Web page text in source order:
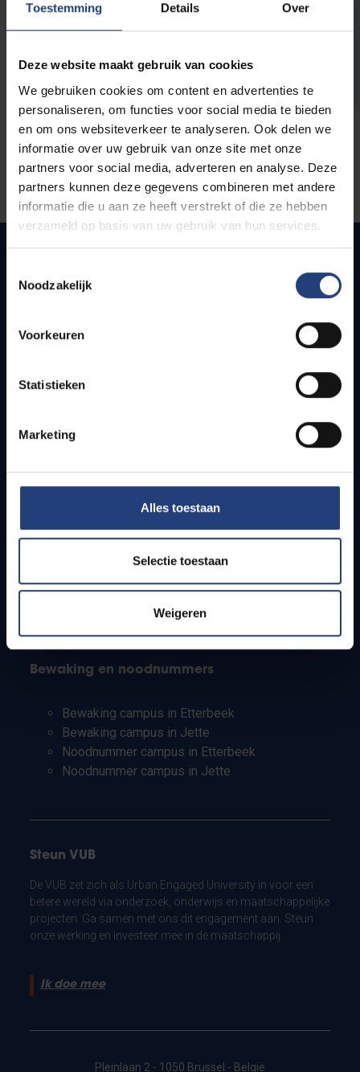
Toestemming Details Over
Deze website maakt gebruik van cookies
We gebruiken cookies om content en advertenties te
personaliseren, om functies voor social media te bieden
en om ons websiteverkeer te analyseren. Ook delen we
informatie over uw gebruik van onze site met onze
partners voor social media, adverteren en analyse. Deze
partners kunnen deze gegevens combineren met andere
informatie die u aan ze heeft verstrekt of die ze hebben
verzameld op basis van uw gebruik van hun services.
Noodzakelijk
Voorkeuren
Statistieken
Marketing
Alles toestaan
Selectie toestaan
Weigeren
Snel naar
Bereikbaarheid
Studenten
PhD-studenten
Leerkrachten en secundaire scholen
Bewaking en noodnummers
Bewaking campus in Etterbeek
Bewaking campus in Jette
Noodnummer campus in Etterbeek
Noodnummer campus in Jette
Steun VUB
De VUB zet zich als Urban Engaged University in voor een
betere wereld via onderzoek, onderwijs en maatschappelijke
projecten. Ga samen met ons dit engagement aan. Steun
onze werking en investeer mee in de maatschappij.
Ik doe mee
Pleinlaan 2 - 1050 Brussel - België